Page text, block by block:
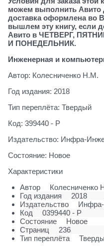
можем выполнить Авито
доставка оформлена
вышлем эту книгу, если
Авито в ЧЕТВЕРГ,
И ПОНЕДЕЛЬНИК.
Инженерная и
Автор: Колесниченко Н.М.
Год издания: 2018
Тип переплёта: Твердый
Код: 399440 - Р
Издательство: Инфра-
Состояние: Новое
Характеристики
Автор
Колесниченко
Год издания
2018
Издательство
Код
0399440 - Р
Состояние
Новое
Страниц
236
Тип переплёта